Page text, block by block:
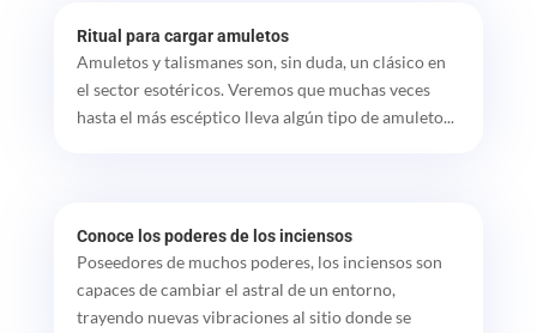
Ritual para cargar amuletos
Amuletos y talismanes son, sin duda, un clásico en
el sector esotéricos. Veremos que muchas veces
hasta el más escéptico lleva algún tipo de amuleto...
Conoce los poderes de los inciensos
Poseedores de muchos poderes, los inciensos son
capaces de cambiar el astral de un entorno,
trayendo nuevas vibraciones al sitio donde se